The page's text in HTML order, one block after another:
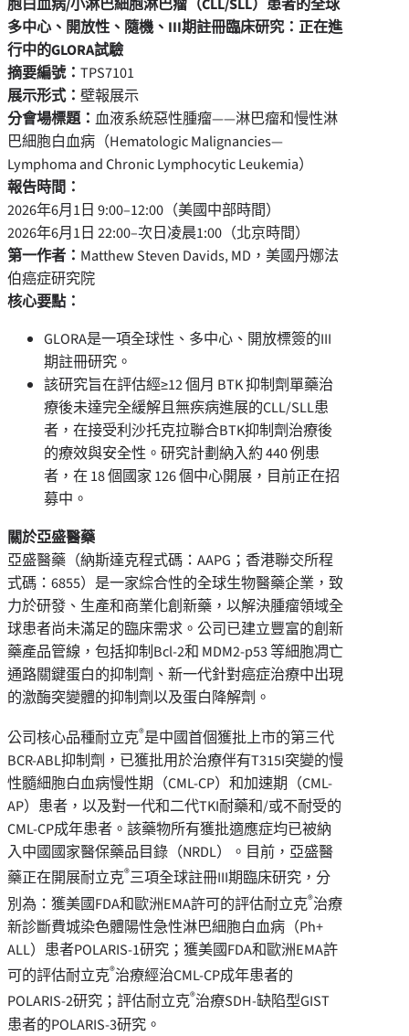
胞白血病/小淋巴細胞淋巴瘤（CLL/SLL）患者的全球
多中心、開放性、隨機、 III期註冊臨床研究：正在進
行中的GLORA試驗
摘要編號： TPS7101
展示形式： 壁報展示
分會場標題： 血液系統惡性腫瘤——淋巴瘤和慢性淋
巴細胞白血病（Hematologic Malignancies—
Lymphoma and Chronic Lymphocytic Leukemia）
報告時間：
2026年6月1日 9:00–12:00（美國中部時間）
2026年6月1日 22:00–次日凌晨1:00（北京時間）
第一作者： Matthew Steven Davids, MD，美國丹娜法
伯癌症研究院
核心要點：
GLORA是一項全球性、多中心、開放標簽的III
期註冊研究。
該研究旨在評估經≥12 個月 BTK 抑制劑單藥治
療後未達完全緩解且無疾病進展的CLL/SLL患
者，在接受利沙托克拉聯合BTK抑制劑治療後
的療效與安全性。研究計劃納入約 440 例患
者，在 18 個國家 126 個中心開展，目前正在招
募中。
關於亞盛醫藥
亞盛醫藥（納斯達克程式碼：AAPG；香港聯交所程
式碼：6855）是一家綜合性的全球生物醫藥企業，致
力於研發、生產和商業化創新藥，以解決腫瘤領域全
球患者尚未滿足的臨床需求。公司已建立豐富的創新
藥產品管線，包括抑制Bcl-2和 MDM2-p53 等細胞凋亡
通路關鍵蛋白的抑制劑、新一代針對癌症治療中出現
的激酶突變體的抑制劑以及蛋白降解劑。
公司核心品種耐立克®是中國首個獲批上市的第三代
BCR-ABL抑制劑，已獲批用於治療伴有T315I突變的慢
性髓細胞白血病慢性期（CML-CP）和加速期（CML-
AP）患者，以及對一代和二代TKI耐藥和/或不耐受的
CML-CP成年患者。該藥物所有獲批適應症均已被納
入中國國家醫保藥品目錄（NRDL）。目前，亞盛醫
藥正在開展耐立克®三項全球註冊III期臨床研究，分
別為：獲美國FDA和歐洲EMA許可的評估耐立克®治療
新診斷費城染色體陽性急性淋巴細胞白血病（Ph+
ALL）患者POLARIS-1研究；獲美國FDA和歐洲EMA許
可的評估耐立克®治療經治CML-CP成年患者的
POLARIS-2研究；評估耐立克®治療SDH-缺陷型GIST
患者的POLARIS-3研究。